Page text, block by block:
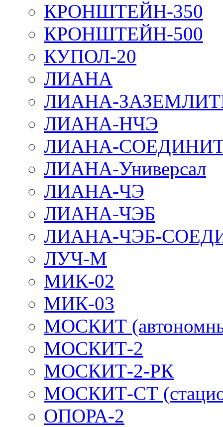
КРОНШТЕЙН-350
КРОНШТЕЙН-500
КУПОЛ-20
ЛИАНА
ЛИАНА-
ЛИАНА-НЧЭ
ЛИАНА-
ЛИАНА-Универсал
ЛИАНА-ЧЭ
ЛИАНА-ЧЭБ
ЛИАНА-ЧЭБ-
ЛУЧ-М
МИК-02
МИК-03
МОСКИТ
МОСКИТ-2
МОСКИТ-2-РК
МОСКИТ-СТ
ОПОРА-2